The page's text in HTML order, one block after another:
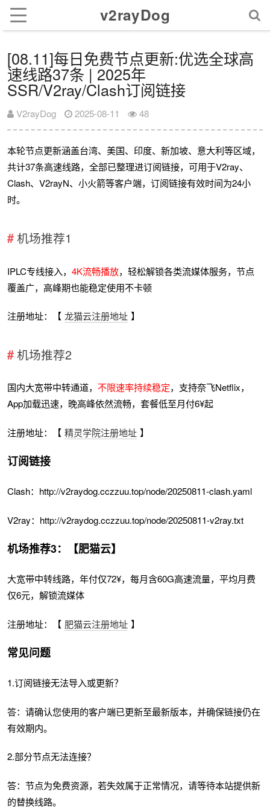
v2rayDog
[08.11]每日免费节点更新:优选全球高
速线路37条 | 2025年
SSR/V2ray/Clash订阅链接
V2rayDog 2025-08-11 48
本轮节点更新涵盖台湾、美国、印度、新加坡、意大利等区域，
共计37条高速线路，全部已整理进订阅链接，可用于V2ray、
Clash、V2rayN、小火箭等客户端，订阅链接有效时间为24小
时。
机场推荐1
IPLC专线接入，4K流畅播放，轻松解锁各类流媒体服务，节点
覆盖广，高峰期也能稳定使用不卡顿
注册地址：【 龙猫云注册地址 】
机场推荐2
国内大宽带中转通道，不限速率持续稳定，支持奈飞Netflix，
App加载迅速，晚高峰依然流畅，套餐低至月付6¥起
注册地址：【 精灵学院注册地址 】
订阅链接
Clash：http://v2raydog.cczzuu.top/node/20250811-clash.yaml
V2ray：http://v2raydog.cczzuu.top/node/20250811-v2ray.txt
机场推荐3：【肥猫云】
大宽带中转线路，年付仅72¥，每月含60G高速流量，平均月费
仅6元，解锁流媒体
注册地址：【 肥猫云注册地址 】
常见问题
1.订阅链接无法导入或更新？
答：请确认您使用的客户端已更新至最新版本，并确保链接仍在
有效期内。
2.部分节点无法连接？
答：节点为免费资源，若失效属于正常情况，请等待本站提供新
的替换线路。